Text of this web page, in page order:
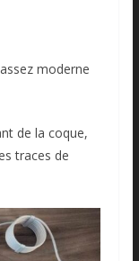
moderne
de la coque,
traces de